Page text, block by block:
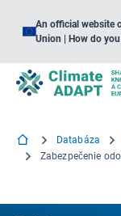
An official website
Union | How do
Databáza